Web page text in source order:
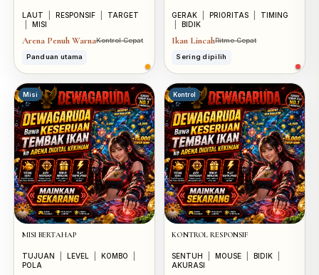
LAUT RESPONSIF
TARGET
MISI
Arena Penuh WarnaKontrol Cepat
Panduan utama
GERAK PRIORITAS
TIMING
BIDIK
Ikan LincahRitme Cepat
Sering dipilih
Misi
MISI BERTAHAP
TUJUAN LEVEL KOMBO
POLA
Kontrol
KONTROL RESPONSIF
SENTUH MOUSE BIDIK
AKURASI